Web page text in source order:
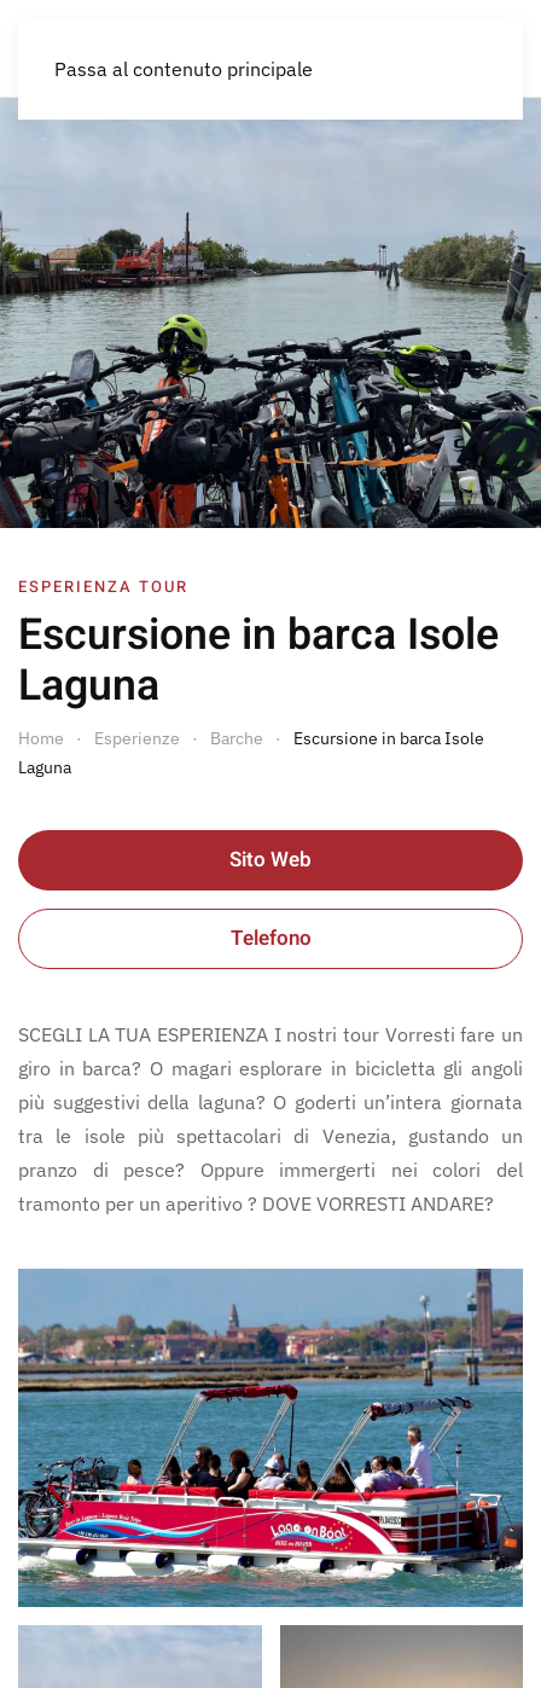
Passa al contenuto principale
ESPERIENZA TOUR
Escursione in barca Isole
Laguna
Home Esperienze Barche
Escursione in barca Isole
Laguna
Sito Web
Telefono
SCEGLI LA TUA ESPERIENZA I nostri tour Vorresti fare un
giro in barca? O magari esplorare in bicicletta gli angoli
più suggestivi della laguna? O goderti un’intera giornata
tra le isole più spettacolari di Venezia, gustando un
pranzo di pesce? Oppure immergerti nei colori del
tramonto per un aperitivo ? DOVE VORRESTI ANDARE?